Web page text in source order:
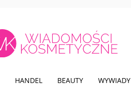
HANDEL BEAUTY WYWIADY